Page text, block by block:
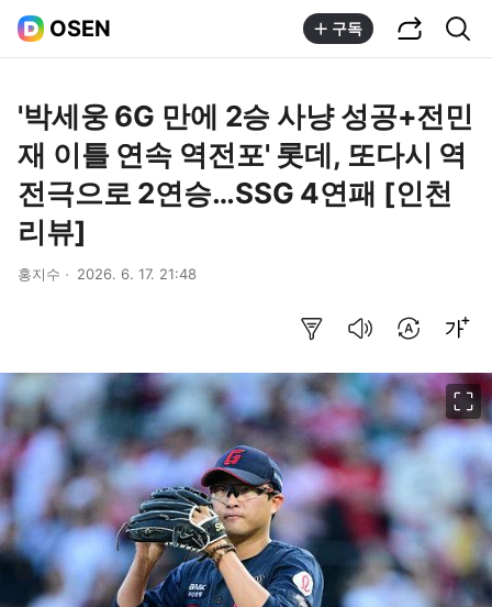
OSEN 구독
'박세웅 6G 만에 2승 사냥 성공+전민
재 이틀 연속 역전포' 롯데, 또다시 역
전극으로 2연승…SSG 4연패 [인천
리뷰]
홍지수 2026. 6. 17. 21:48